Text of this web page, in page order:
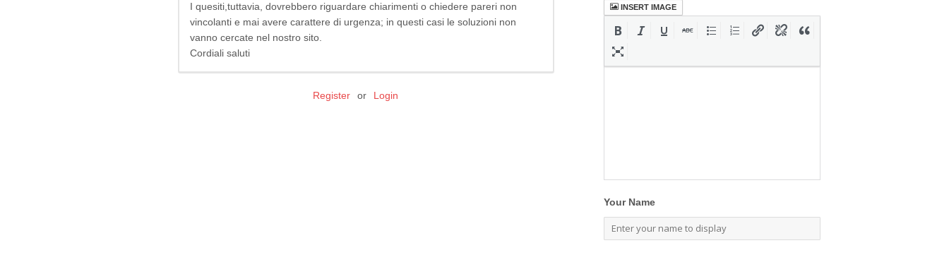
I quesiti,tuttavia, dovrebbero riguardare chiarimenti o chiedere pareri non
vincolanti e mai avere carattere di urgenza; in questi casi le soluzioni non
vanno cercate nel nostro sito.
Cordiali saluti
Register or Login
INSERT IMAGE
Your Name